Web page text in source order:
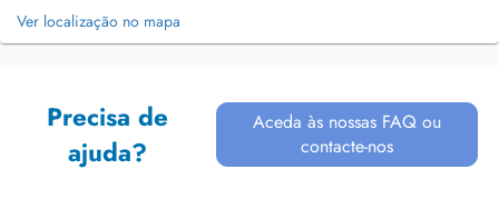
Ver localização no mapa
Precisa de
ajuda?
Aceda às nossas FAQ ou
contacte-nos